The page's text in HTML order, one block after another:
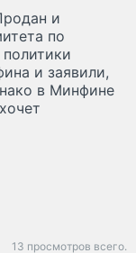
и
по
и заявили,
в Минфине
13 просмотров всего.